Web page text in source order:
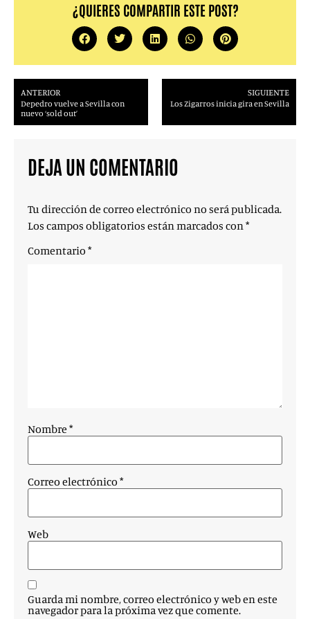
¿QUIERES COMPARTIR ESTE POST?
ANTERIOR
Depedro vuelve a Sevilla con
nuevo ‘sold out’
SIGUIENTE
Los Zigarros inicia gira en Sevilla
DEJA UN COMENTARIO
Tu dirección de correo electrónico no será publicada.
Los campos obligatorios están marcados con*
Comentario *
Nombre *
Correo electrónico *
Web
Guarda mi nombre, correo electrónico y web en este
navegador para la próxima vez que comente.